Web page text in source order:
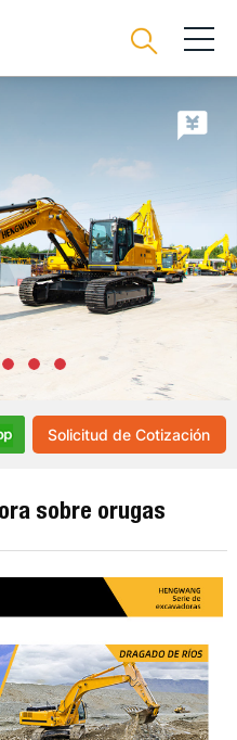
Solicitud de Cotización
sobre orugas